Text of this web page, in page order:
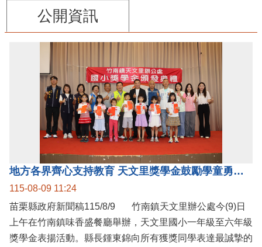
公開資訊
地方各界齊心支持教育 天文里獎學金鼓勵學童勇敢追夢
115-08-09 11:24
苗栗縣政府新聞稿115/8/9 竹南鎮天文里辦公處今(9)日
上午在竹南鎮味香盛餐廳舉辦，天文里國小一年級至六年級
獎學金表揚活動。縣長鍾東錦向所有獲獎同學表達最誠摯的